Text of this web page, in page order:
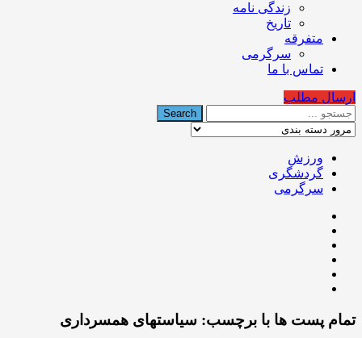
زندگی نامه
تاریخ
متفرقه
سرگرمی
تماس با ما
ارسال مطلب
ورزش
گردشگری
سرگرمی
تمام پست ها با برچسب: سیاستهای همسرداری